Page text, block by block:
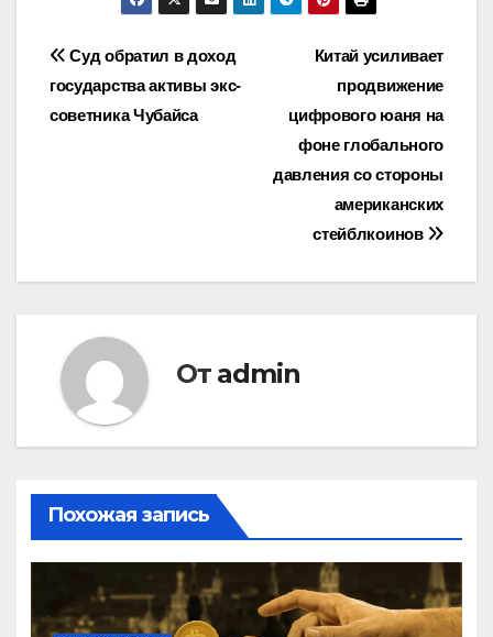
Навигация
по
Китай усиливает
продвижение
цифрового юаня на
фоне глобального
давления со стороны
американских
стейблкоинов
Суд обратил в доход
государства активы экс-
советника Чубайса
От admin
Похожая запись